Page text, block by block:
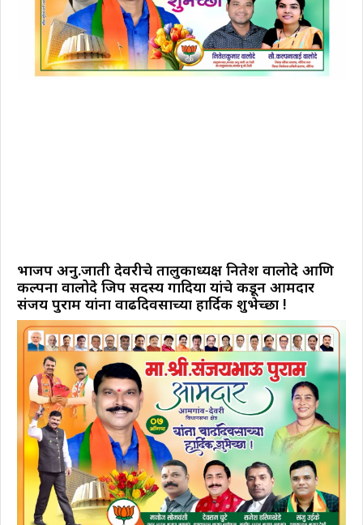
भाजप अनु.जाती देवरीचे तालुकाध्यक्ष नितेश वालोदे आणि
कल्पना वालोदे जिप सदस्य गोंदिया यांचे कडून आमदार
संजय पुराम यांना वाढदिवसाच्या हार्दिक शुभेच्छा !